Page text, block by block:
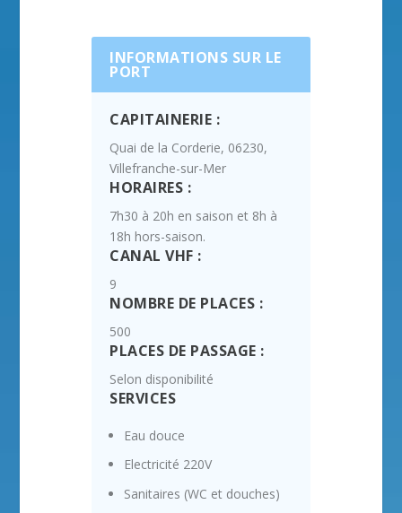
INFORMATIONS SUR LE
PORT
CAPITAINERIE :
Quai de la Corderie, 06230,
Villefranche-sur-Mer
HORAIRES :
7h30 à 20h en saison et 8h à
18h hors-saison.
CANAL VHF :
9
NOMBRE DE PLACES :
500
PLACES DE PASSAGE :
Selon disponibilité
SERVICES
Eau douce
Electricité 220V
Sanitaires (WC et douches)